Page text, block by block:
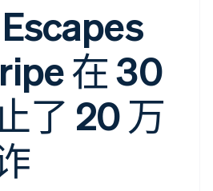
经常性收入
Metronome
按用量计费
Subscriptions
订阅管理
Invoicing
一次性或定期
账单
Tax
销售税和增值
税自动化
Payouts
向第三
方打款
场景
商务
币
务
融
动化
企业
支付
Apps
付款
结账流程
台或交易市场
阅
用量计费
支持
支持方案
服务
在 30
了 20 万